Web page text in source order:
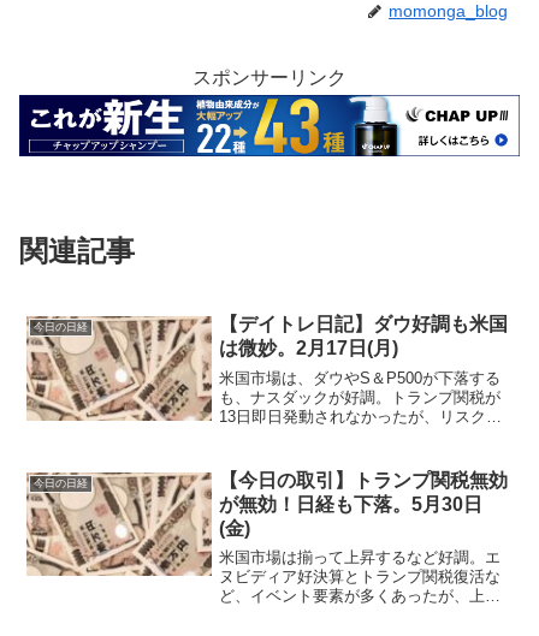
momonga_blog
スポンサーリンク
関連記事
今日の日経
【デイトレ日記】ダウ好調も米国
は微妙。2月17日(月)
米国市場は、ダウやS＆P500が下落する
も、ナスダックが好調。トランプ関税が
13日即日発動されなかったが、リスクは
今日の日経
【今日の取引】トランプ関税無効
が無効！日経も下落。5月30日
(金)
米国市場は揃って上昇するなど好調。エ
ヌビディア好決算とトランプ関税復活な
ど、イベント要素が多くあったが、上昇